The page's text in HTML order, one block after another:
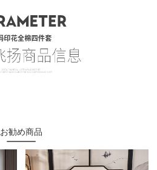
お勧め商品